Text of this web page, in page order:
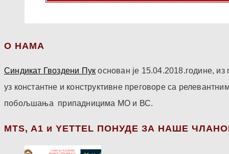
О НАМА
Синдикат Гвоздени Пук основан је 15.04.2018.године,
уз константне и конструктивне преговоре са
побољшања припадницима МО и ВС.
МТS, A1 и YETTEL ПОНУДЕ ЗА НАШЕ